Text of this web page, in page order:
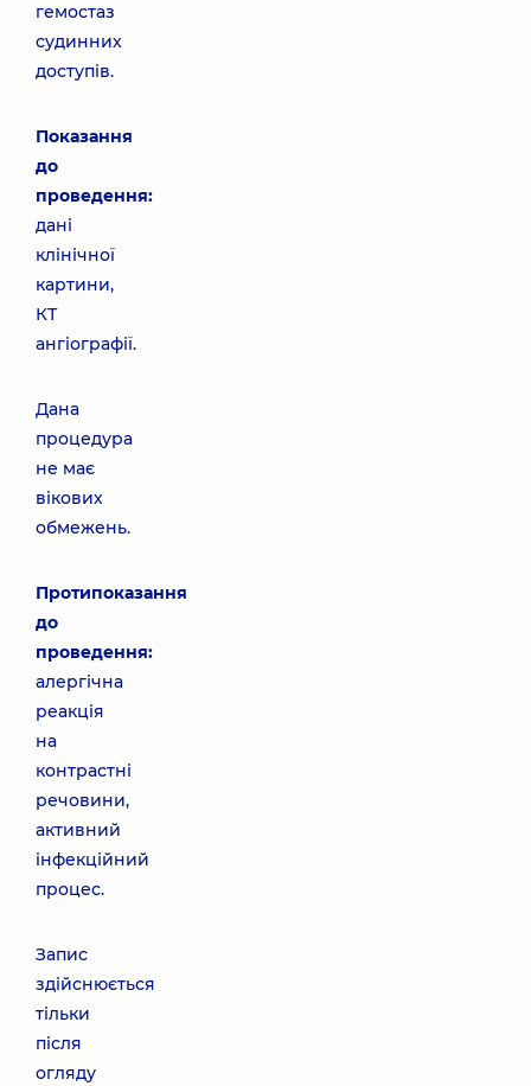
гемостаз
судинних
доступів.
Показання
до
проведення:
дані
клінічної
картини,
КТ
ангіографії.
Дана
процедура
не має
вікових
обмежень.
Протипоказання
до
проведення:
алергічна
реакція
на
контрастні
речовини,
активний
інфекційний
процес.
Запис
здійснюється
тільки
після
огляду